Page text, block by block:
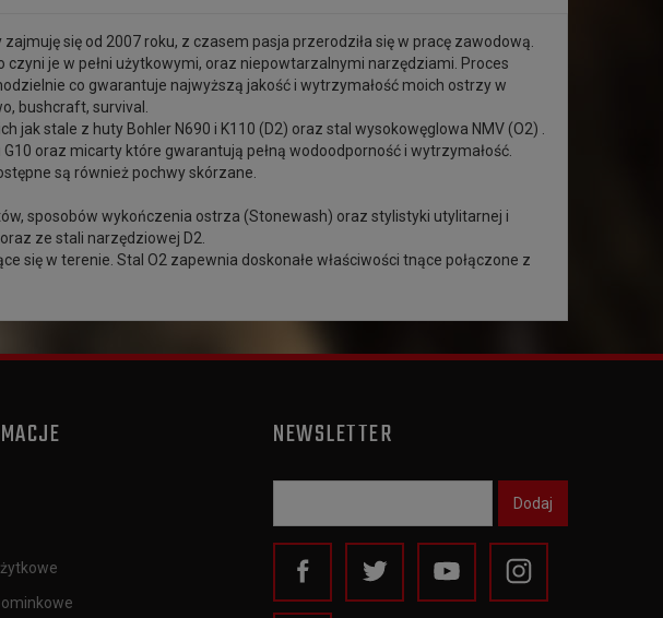
się od 2007 roku, z czasem pasja przerodziła się w pracę zawodową.
czyni je w pełni użytkowymi, oraz niepowtarzalnymi narzędziami. Proces
co gwarantuje najwyższą jakość i wytrzymałość moich ostrzy w
bushcraft, survival.
jak stale z huty Bohler N690 i K110 (D2) oraz stal wysokowęglowa NMV (O2) .
oraz micarty które gwarantują pełną wodoodporność i wytrzymałość.
są również pochwy skórzane.
sposobów wykończenia ostrza (Stonewash) oraz stylistyki utylitarnej i
ze stali narzędziowej D2.
się w terenie. Stal O2 zapewnia doskonałe właściwości tnące połączone z
NEWSLETTER